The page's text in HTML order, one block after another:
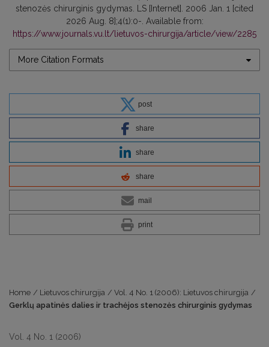
stenozės chirurginis gydymas. LS [Internet]. 2006 Jan. 1 [cited
2026 Aug. 8];4(1):0-. Available from:
https://www.journals.vu.lt/lietuvos-chirurgija/article/view/2285
More Citation Formats
post
share
share
share
mail
print
Home / Lietuvos chirurgija / Vol. 4 No. 1 (2006): Lietuvos chirurgija /
Gerklų apatinės dalies ir trachėjos stenozės chirurginis gydymas
Vol. 4 No. 1 (2006)